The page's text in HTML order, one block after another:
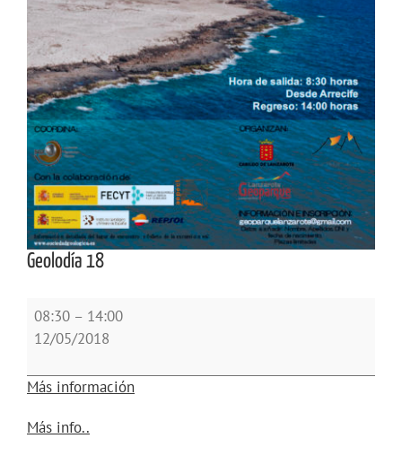
Geolodía 18
Geolodía
18
08:30 – 14:00
12/05/2018
Más información
Más info..